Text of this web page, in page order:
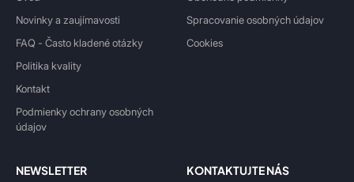
Novinky a zaujímavosti
FAQ - Často kladené otázky
Politika kvality
Kontakt
Podmienky ochrany osobných
údajov
Spracovanie osobných údajov
Cookies
NEWSLETTER KONTAKTUJTE NÁS